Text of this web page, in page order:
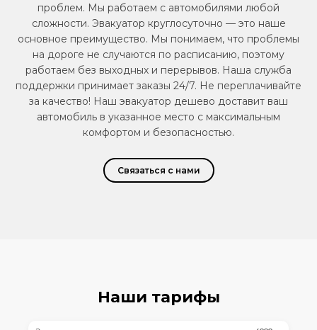
проблем. Мы работаем с автомобилями любой
сложности. Эвакуатор круглосуточно — это наше
основное преимущество. Мы понимаем, что проблемы
на дороге не случаются по расписанию, поэтому
работаем без выходных и перерывов. Наша служба
поддержки принимает заказы 24/7. Не переплачивайте
за качество! Наш эвакуатор дешево доставит ваш
автомобиль в указанное место с максимальным
комфортом и безопасностью.
Связаться с нами
Наши тарифы